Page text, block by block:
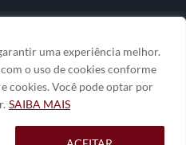
uma experiência melhor.
o uso de cookies conforme
cookies. Você pode optar por
SAIBA MAIS